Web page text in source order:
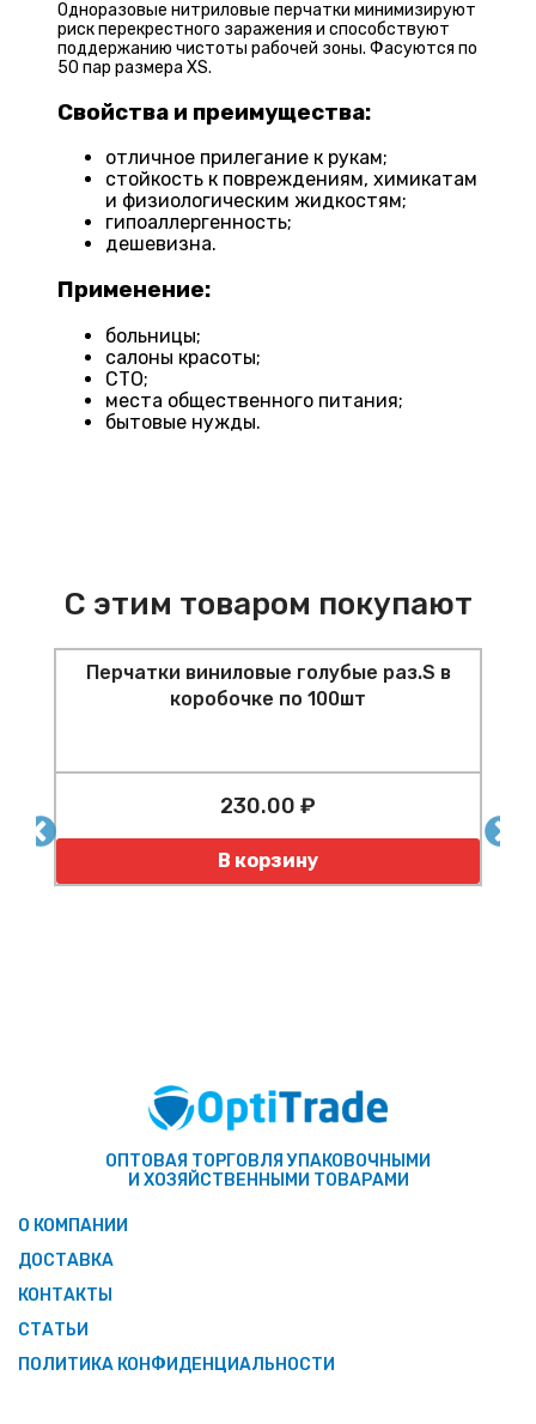
Одноразовые нитриловые перчатки минимизируют
риск перекрестного заражения и способствуют
поддержанию чистоты рабочей зоны. Фасуются по
50 пар размера XS.
Свойства и преимущества:
отличное прилегание к рукам;
стойкость к повреждениям, химикатам
и физиологическим жидкостям;
гипоаллергенность;
дешевизна.
Применение:
больницы;
салоны красоты;
СТО;
места общественного питания;
бытовые нужды.
С этим товаром покупают
Перчатки виниловые голубые раз.S в
коробочке по 100шт
230.00 ₽
Количество
В корзину
ОПТОВАЯ ТОРГОВЛЯ УПАКОВОЧНЫМИ
И ХОЗЯЙСТВЕННЫМИ ТОВАРАМИ
О КОМПАНИИ
ДОСТАВКА
КОНТАКТЫ
СТАТЬИ
ПОЛИТИКА КОНФИДЕНЦИАЛЬНОСТИ